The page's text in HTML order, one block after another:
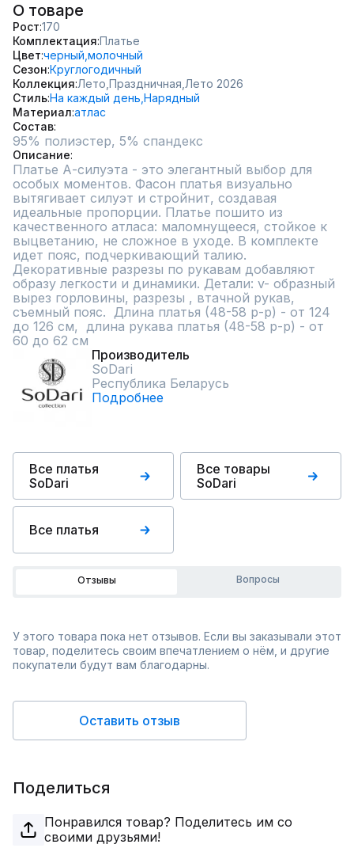
О товаре
Рост 170
Комплектация Платье
Цвет черный, молочный
Сезон Круглогодичный
Коллекция Лето, Праздничная, Лето 2026
СтильНа каждый день, Нарядный
Материал атлас
Состав
95% полиэстер, 5% спандекс
Описание
Платье А-силуэта - это элегантный выбор для
особых моментов. Фасон платья визуально
вытягивает силуэт и стройнит, создавая
идеальные пропорции. Платье пошито из
качественного атласа: маломнущееся, стойкое к
выцветанию, не сложное в уходе. В комплекте
идет пояс, подчеркивающий талию.
Декоративные разрезы по рукавам добавляют
образу легкости и динамики. Детали: v- образный
вырез горловины, разрезы , втачной рукав,
съемный пояс.  Длина платья (48-58 р-р) - от 124
до 126 см,  длина рукава платья (48-58 р-р) - от
60 до 62 см
Производитель
SoDari
Республика Беларусь
Подробнее
Все платья
SoDari
Все товары
SoDari
Все платья
Отзывы Вопросы
У этого товара пока нет отзывов. Если вы заказывали этот
товар, поделитесь своим впечатлением о нём, и другие
покупатели будут вам благодарны.
Оставить отзыв
Поделиться
Понравился товар? Поделитесь им со
своими друзьями!